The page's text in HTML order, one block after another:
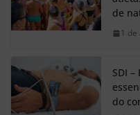
de
1
SDI
do